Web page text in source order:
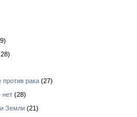
рака (27)
нет (28)
Земли (21)